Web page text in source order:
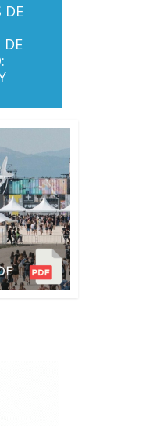
DE
DE